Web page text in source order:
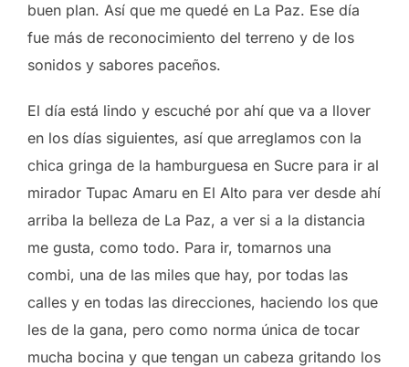
buen plan. Así que me quedé en La Paz. Ese día
fue más de reconocimiento del terreno y de los
sonidos y sabores paceños.
El día está lindo y escuché por ahí que va a llover
en los días siguientes, así que arreglamos con la
chica gringa de la hamburguesa en Sucre para ir al
mirador Tupac Amaru en El Alto para ver desde ahí
arriba la belleza de La Paz, a ver si a la distancia
me gusta, como todo. Para ir, tomarnos una
combi, una de las miles que hay, por todas las
calles y en todas las direcciones, haciendo los que
les de la gana, pero como norma única de tocar
mucha bocina y que tengan un cabeza gritando los